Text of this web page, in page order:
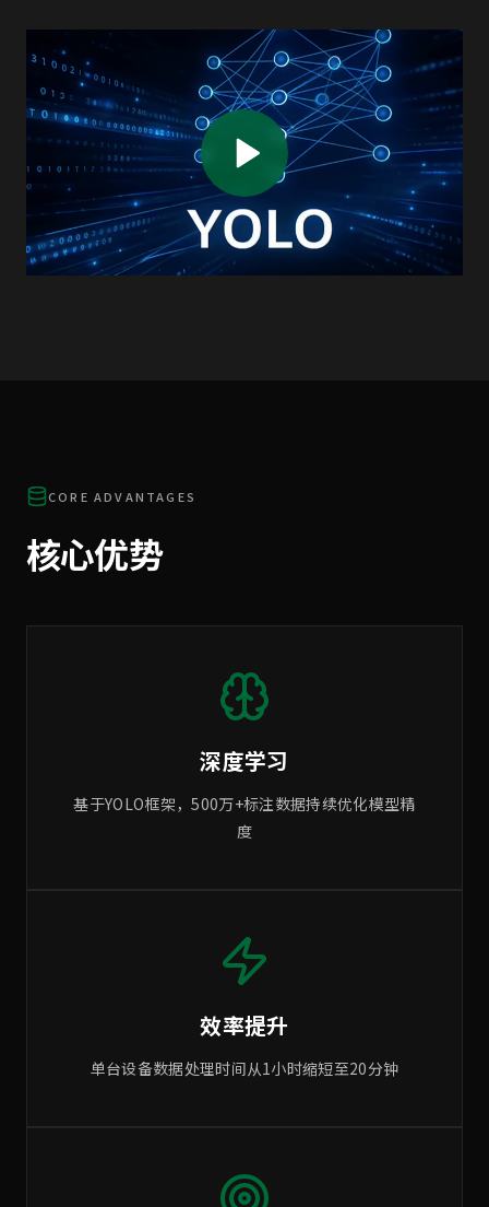
CORE ADVANTAGES
核心优势
深度学习
基于YOLO框架，500万+标注数据持续优化模型精
度
效率提升
单台设备数据处理时间从1小时缩短至20分钟